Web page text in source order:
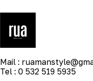
Mail :
Tel : 0 532 519 5935